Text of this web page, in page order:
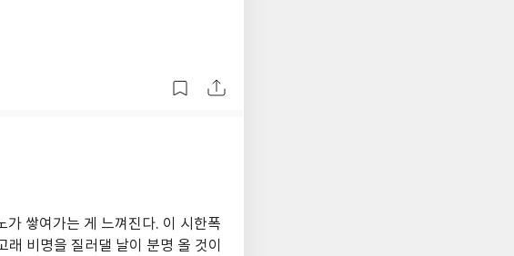
가 쌓여가는 게 느껴진다. 이 시한폭
비명을 질러댈 날이 분명 올 것이